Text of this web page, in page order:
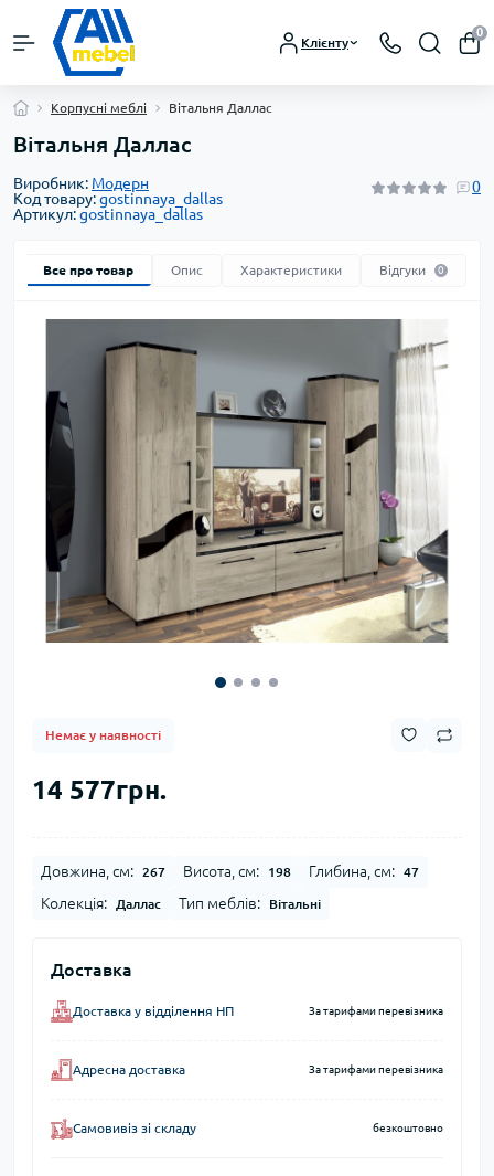
Клієнту
0
Корпусні меблі Вітальня Даллас
Вітальня Даллас
Виробник: Модерн
Код товару:gostinnaya_dallas
Артикул:gostinnaya_dallas
0
Все про товар Опис Характеристики Відгуки 0
Немає у наявності
14 577грн.
Довжина, см: 267 Висота, см: 198 Глибина, см: 47
Колекція: Даллас Тип меблів: Вітальні
Доставка
Доставка у відділення НП За тарифами перевізника
Адресна доставка За тарифами перевізника
Самовивіз зі складу безкоштовно